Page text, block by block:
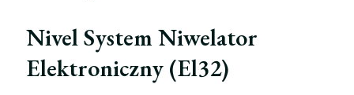
Nivel System Niwelator
Elektroniczny (El32)